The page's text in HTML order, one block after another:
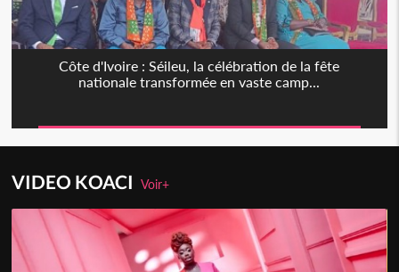
Côte d'Ivoire : Séileu, la célébration de la fête
nationale transformée en vaste camp...
VIDEO KOACIVoir+